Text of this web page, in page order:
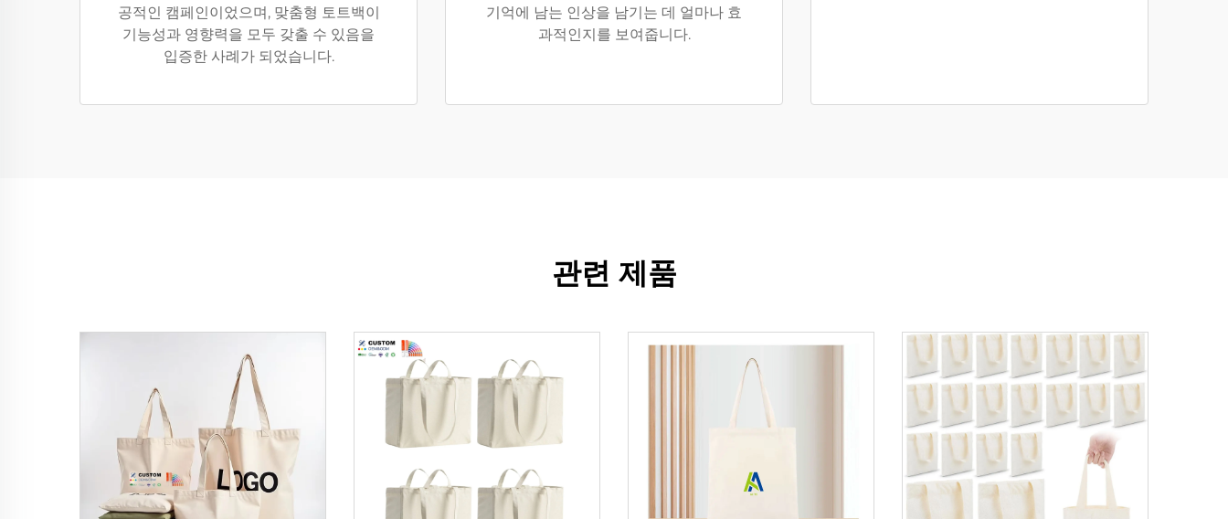
공적인 캠페인이었으며, 맞춤형 토트백이
기능성과 영향력을 모두 갖출 수 있음을
입증한 사례가 되었습니다.
기억에 남는 인상을 남기는 데 얼마나 효
과적인지를 보여줍니다.
관련 제품